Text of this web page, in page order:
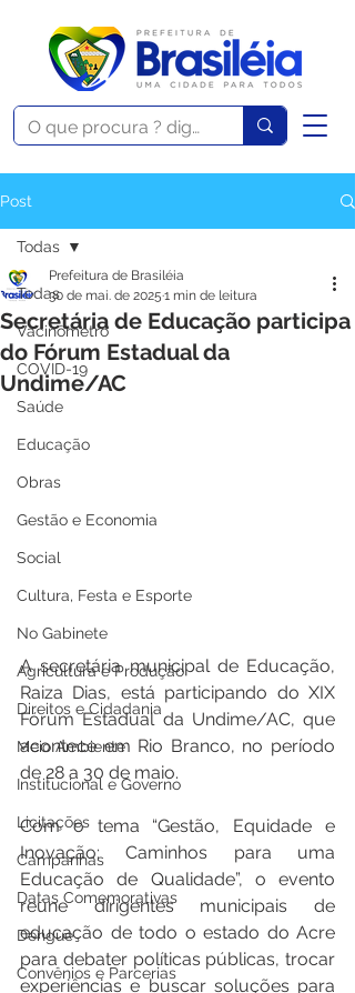
Post
Todas
Vacinômetro
COVID-19
Saúde
Educação
Obras
Gestão e Economia
Social
Cultura, Festa e Esporte
No Gabinete
Agricultura e Produção
Direitos e Cidadania
Meio Ambiente
Institucional e Governo
Licitações
Campanhas
Datas Comemorativas
Dengue
Convênios e Parcerias
Todas
Secretária de Educação participa
do Fórum Estadual da
Undime/AC
Prefeitura de Brasiléia
30 de mai. de 2025 1 min de leitura
A secretária municipal de Educação,
Raiza Dias, está participando do XIX
Fórum Estadual da Undime/AC, que
acontece em Rio Branco, no período
de 28 a 30 de maio.
Com o tema “Gestão, Equidade e
Inovação: Caminhos para uma
Educação de Qualidade”, o evento
reúne dirigentes municipais de
educação de todo o estado do Acre
para debater políticas públicas, trocar
experiências e buscar soluções para